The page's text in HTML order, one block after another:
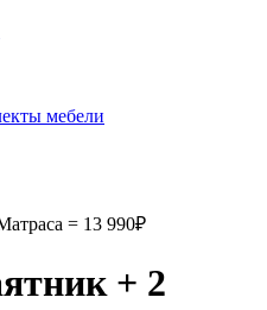
мебели
= 13 990₽
+ 2